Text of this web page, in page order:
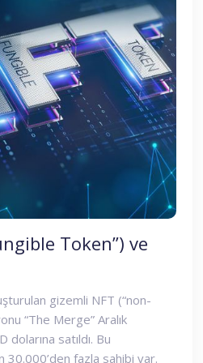
Token”) ve
gizemli NFT (“non-
“The Merge” Aralık
satıldı. Bu
30.000’den fazla sahibi var.